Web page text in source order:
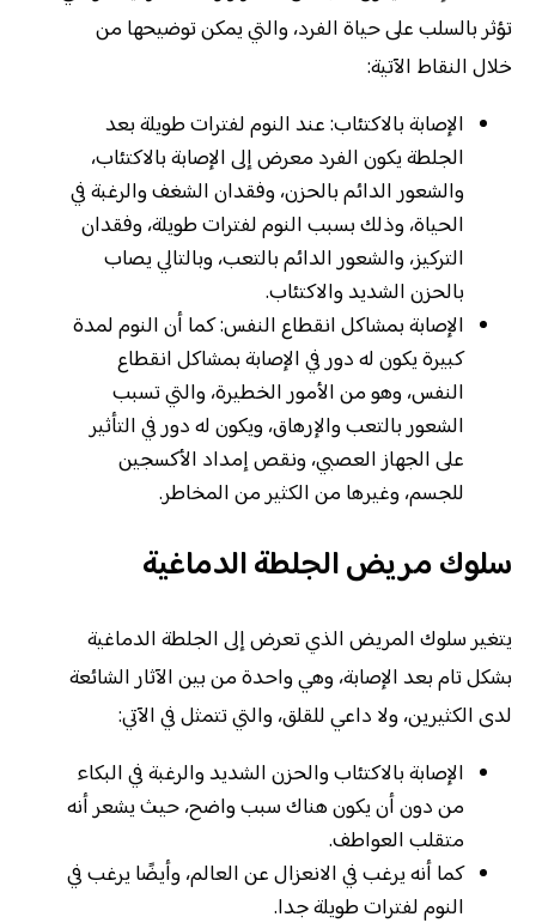
تؤثر بالسلب على حياة الفرد، والتي يمكن توضيحها من
خلال النقاط الآتية:
الإصابة بالاكتئاب: عند النوم لفترات طويلة بعد
الجلطة يكون الفرد معرض إلى الإصابة بالاكتئاب،
والشعور الدائم بالحزن، وفقدان الشغف والرغبة في
الحياة، وذلك بسبب النوم لفترات طويلة، وفقدان
التركيز، والشعور الدائم بالتعب، وبالتالي يصاب
بالحزن الشديد والاكتئاب.
الإصابة بمشاكل انقطاع النفس: كما أن النوم لمدة
كبيرة يكون له دور في الإصابة بمشاكل انقطاع
النفس، وهو من الأمور الخطيرة، والتي تسبب
الشعور بالتعب والإرهاق، ويكون له دور في التأثير
على الجهاز العصبي، ونقص إمداد الأكسجين
للجسم، وغيرها من الكثير من المخاطر.
سلوك مريض الجلطة الدماغية
يتغير سلوك المريض الذي تعرض إلى الجلطة الدماغية
بشكل تام بعد الإصابة، وهي واحدة من بين الآثار الشائعة
لدى الكثيرين، ولا داعي للقلق، والتي تتمثل في الآتي:
الإصابة بالاكتئاب والحزن الشديد والرغبة في البكاء
من دون أن يكون هناك سبب واضح، حيث يشعر أنه
متقلب العواطف.
كما أنه يرغب في الانعزال عن العالم، وأيضًا يرغب في
النوم لفترات طويلة جدا.